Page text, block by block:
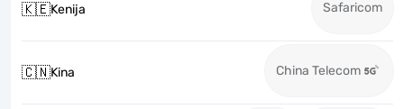
🇰🇪Kenija Safaricom
🇨🇳Kina China Telecom